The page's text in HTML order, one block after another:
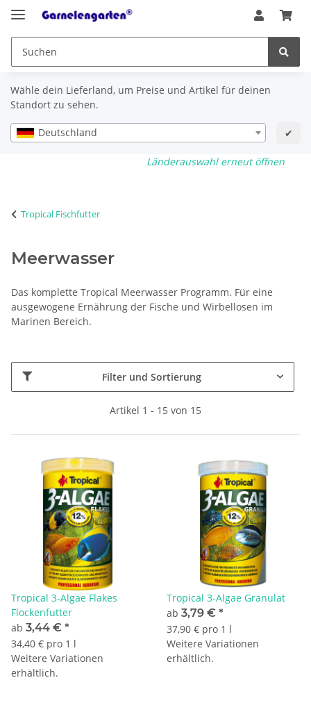
Wähle dein Lieferland, um Preise und Artikel für deinen
Standort zu sehen.
Deutschland ✔
Länderauswahl erneut öffnen
Tropical Fischfutter
Meerwasser
Das komplette Tropical Meerwasser Programm. Für eine
ausgewogene Ernährung der Fische und Wirbellosen im
Marinen Bereich.
Filter und Sortierung
Artikel 1 - 15 von 15
Tropical 3-Algae Flakes
Flockenfutter
ab 3,44 € *
34,40 € pro 1 l
Weitere Variationen
erhältlich.
Tropical 3-Algae Granulat
ab 3,79 € *
37,90 € pro 1 l
Weitere Variationen
erhältlich.